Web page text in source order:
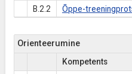
B.2.2 Õppe-
Orienteerumine
Kompetents